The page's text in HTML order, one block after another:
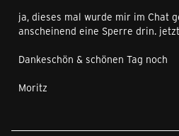
ja, dieses mal wurde mir im Chat
anscheinend eine Sperre drin.
Dankeschön & schönen Tag noch
Moritz